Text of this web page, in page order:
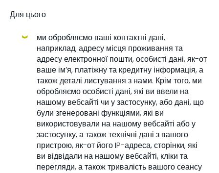
Для цього
ми обробляємо ваші контактні дані,
наприклад, адресу місця проживання та
адресу електронної пошти, особисті дані, як-от
ваше ім’я, платіжну та кредитну інформація, а
також деталі листування з нами. Крім того, ми
обробляємо особисті дані, які ви ввели на
нашому вебсайті чи у застосунку, або дані, що
були згенеровані функціями, які ви
використовували на нашому вебсайті або у
застосунку, а також технічні дані з вашого
пристрою, як-от його IP-адреса, сторінки, які
ви відвідали на нашому вебсайті, кліки та
перегляди, а також тривалість вашого сеансу